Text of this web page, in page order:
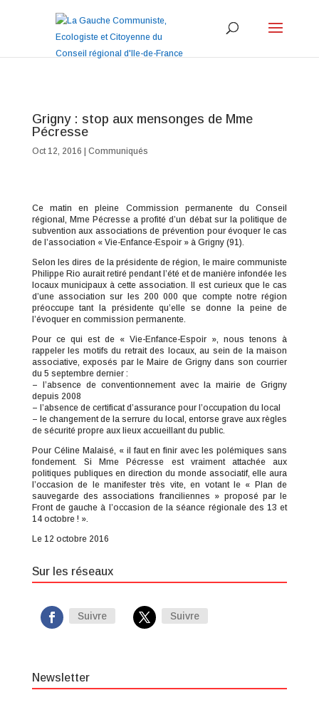
Grigny : stop aux mensonges de Mme
Pécresse
Oct 12, 2016 Communiqués
Ce matin en pleine Commission permanente du Conseil
régional, Mme Pécresse a profité d’un débat sur la politique de
subvention aux associations de prévention pour évoquer le cas
de l’association « Vie-Enfance-Espoir » à Grigny (91).
Selon les dires de la présidente de région, le maire communiste
Philippe Rio aurait retiré pendant l’été et de manière infondée les
locaux municipaux à cette association. Il est curieux que le cas
d’une association sur les 200 000 que compte notre région
préoccupe tant la présidente qu’elle se donne la peine de
l’évoquer en commission permanente.
Pour ce qui est de « Vie-Enfance-Espoir », nous tenons à
rappeler les motifs du retrait des locaux, au sein de la maison
associative, exposés par le Maire de Grigny dans son courrier
du 5 septembre dernier :
– l’absence de conventionnement avec la mairie de Grigny
depuis 2008
– l’absence de certificat d’assurance pour l’occupation du local
– le changement de la serrure du local, entorse grave aux règles
de sécurité propre aux lieux accueillant du public.
Pour Céline Malaisé, « il faut en finir avec les polémiques sans
fondement. Si Mme Pécresse est vraiment attachée aux
politiques publiques en direction du monde associatif, elle aura
l’occasion de le manifester très vite, en votant le « Plan de
sauvegarde des associations franciliennes » proposé par le
Front de gauche à l’occasion de la séance régionale des 13 et
14 octobre ! ».
Le 12 octobre 2016
Sur les réseaux
Suivre Suivre
Newsletter